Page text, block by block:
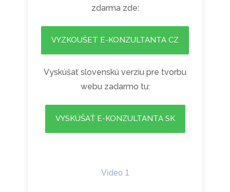
zdarma zde:
VYZKOUŠET E-KONZULTANTA CZ
Vyskúšať slovenskú verziu pre tvorbu
webu zadarmo tu:
VYSKÚŠAŤ E-KONZULTANTA SK
Video 1